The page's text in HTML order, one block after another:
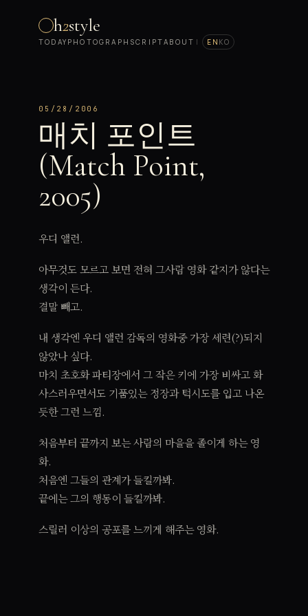
h2style
TODAY PHOTOGRAPH SCRIPTABOUT | EN KO
05/28/2006
매치 포인트
(Match Point,
2005)
우디 앨런.
아무것도 모르고 보면 전혀 그사람 영화 같지가 않다는
생각이 든다.
결말 빼고.
내 생각엔 우디 앨런 감독의 영화중 가장 세련(?)되지
않았나 싶다.
마치 초호화 파티장에서 그 작은 키에 가장 비싸고 화
사스러우면서도 기품있는 정장과 턱시도를 입고 나온
듯한 그런 느낌.
처음부터 끝까지 보는 사람의 마을을 졸이게 하는 영
화.
처음엔 그들의 관계가 들킬까봐.
끝에는 그의 행동이 들킬까봐.
스릴러 이상의 공포를 느끼게 해주는 영화.